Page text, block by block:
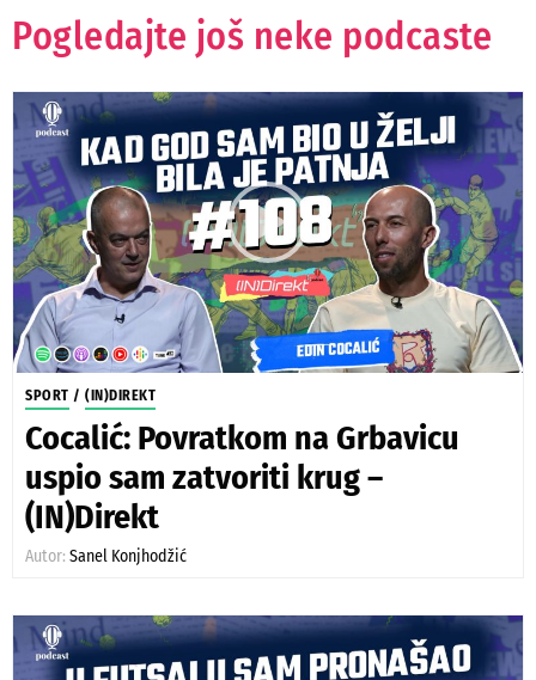
Pogledajte još neke podcaste
SPORT / (IN)DIREKT
Cocalić: Povratkom na Grbavicu
uspio sam zatvoriti krug –
(IN)Direkt
Autor: Sanel Konjhodžić